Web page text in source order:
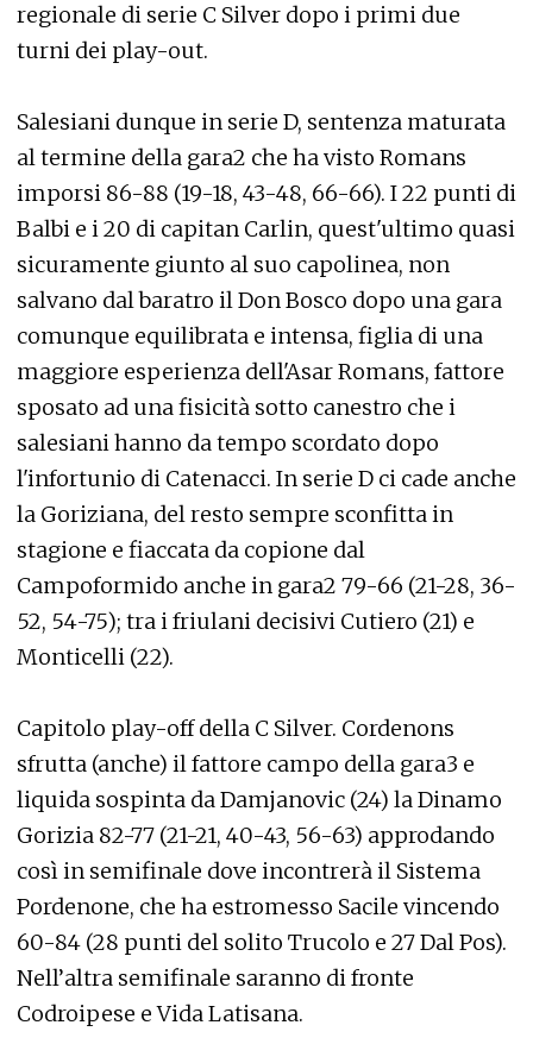
regionale di serie C Silver dopo i primi due
turni dei play-out.
Salesiani dunque in serie D, sentenza maturata
al termine della gara2 che ha visto Romans
imporsi 86-88 (19-18, 43-48, 66-66). I 22 punti di
Balbi e i 20 di capitan Carlin, quest'ultimo quasi
sicuramente giunto al suo capolinea, non
salvano dal baratro il Don Bosco dopo una gara
comunque equilibrata e intensa, figlia di una
maggiore esperienza dell'Asar Romans, fattore
sposato ad una fisicità sotto canestro che i
salesiani hanno da tempo scordato dopo
l'infortunio di Catenacci. In serie D ci cade anche
la Goriziana, del resto sempre sconfitta in
stagione e fiaccata da copione dal
Campoformido anche in gara2 79-66 (21-28, 36-
52, 54-75); tra i friulani decisivi Cutiero (21) e
Monticelli (22).
Capitolo play-off della C Silver. Cordenons
sfrutta (anche) il fattore campo della gara3 e
liquida sospinta da Damjanovic (24) la Dinamo
Gorizia 82-77 (21-21, 40-43, 56-63) approdando
così in semifinale dove incontrerà il Sistema
Pordenone, che ha estromesso Sacile vincendo
60-84 (28 punti del solito Trucolo e 27 Dal Pos).
Nell’altra semifinale saranno di fronte
Codroipese e Vida Latisana.